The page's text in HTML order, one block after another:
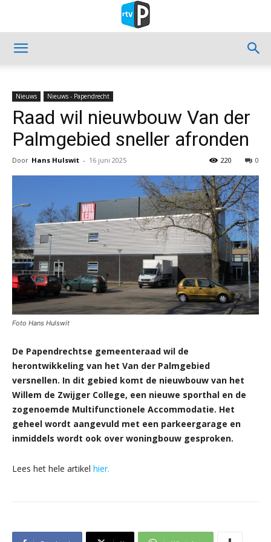
Nieuws Nieuws - Papendrecht
Raad wil nieuwbouw Van der
Palmgebied sneller afronden
Door Hans Hulswit - 16 juni 2025 0
220
Foto Hans Hulswit
De Papendrechtse gemeenteraad wil de
herontwikkeling van het Van der Palmgebied
versnellen. In dit gebied komt de nieuwbouw van het
Willem de Zwijger College, een nieuwe sporthal en de
zogenoemde Multifunctionele Accommodatie. Het
geheel wordt aangevuld met een parkeergarage en
inmiddels wordt ook over woningbouw gesproken.
Lees het hele artikel hier.